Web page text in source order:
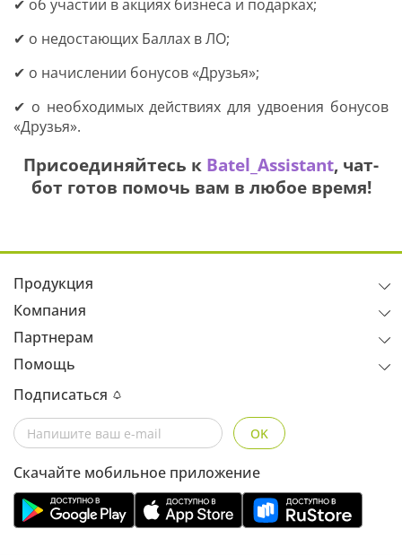
✔ об участии в акциях бизнеса и подарках;
✔ о недостающих Баллах в ЛО;
✔ о начислении бонусов «Друзья»;
✔ о необходимых действиях для удвоения бонусов
«Друзья».
Присоединяйтесь к Batel_Assistant, чат-
бот готов помочь вам в любое время!
Компания
Партнерам
Продукция
Помощь
Подписаться
OK
Скачайте мобильное приложение